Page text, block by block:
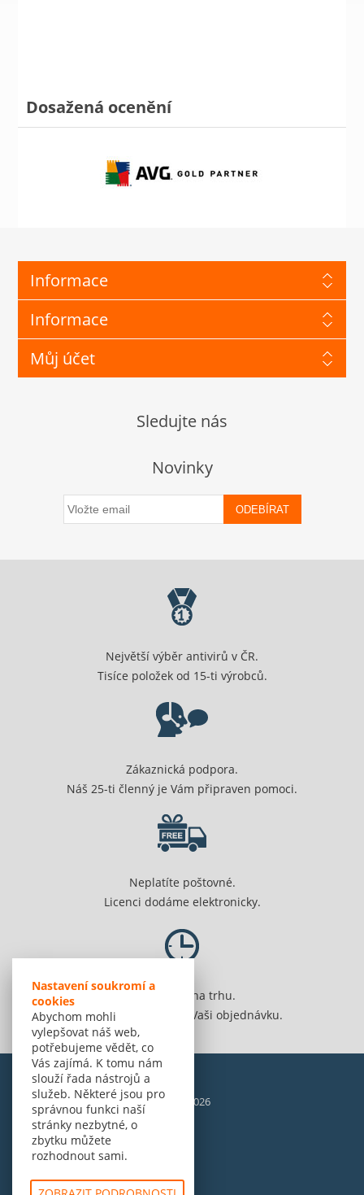
Nastavení soukromí a
cookies
Abychom mohli
vylepšovat náš web,
potřebujeme vědět, co
Vás zajímá. K tomu nám
slouží řada nástrojů a
služeb. Některé jsou pro
správnou funkci naší
stránky nezbytné, o
zbytku můžete
rozhodnout sami.
Dosažená ocenění
Informace
Informace
Můj účet
Sledujte nás
Novinky
ODEBÍRAT
Největší výběr antivirů v ČR.
Tisíce položek od 15-ti výrobců.
Zákaznická podpora.
Náš 25-ti členný je Vám připraven pomoci.
Neplatíte poštovné.
Licenci dodáme elektronicky.
Jsme 20 let na trhu.
Spolehlivě vyřídíme Vaši objednávku.
© Amenit Software Solutions, 1998 - 2026
Powered bynopCommerce